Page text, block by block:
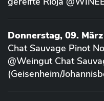
Donnerstag, 09.
Chat Sauvage Pinot
@Weingut Chat
(Geisenheim/